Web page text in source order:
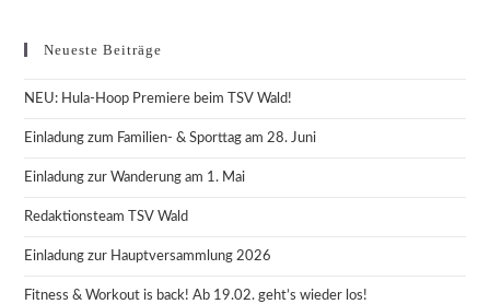
Neueste Beiträge
NEU: Hula-Hoop Premiere beim TSV Wald!
Einladung zum Familien- & Sporttag am 28. Juni
Einladung zur Wanderung am 1. Mai
Redaktionsteam TSV Wald
Einladung zur Hauptversammlung 2026
Fitness & Workout is back! Ab 19.02. geht’s wieder los!